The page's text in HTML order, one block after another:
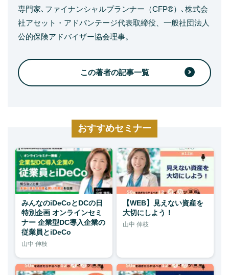
専門家､ファイナンシャルプランナー（CFP®）､株式会
社アセット・アドバンテージ代表取締役、一般社団法人
公的保険アドバイザー協会理事。
この著者の記事一覧
おすすめセミナー
みんなのiDeCoとDCの日
特別企画 オンラインセミ
ナー 企業型DC導入企業の
従業員とiDeCo
山中 伸枝
【WEB】見えない資産を
大切にしよう！
山中 伸枝